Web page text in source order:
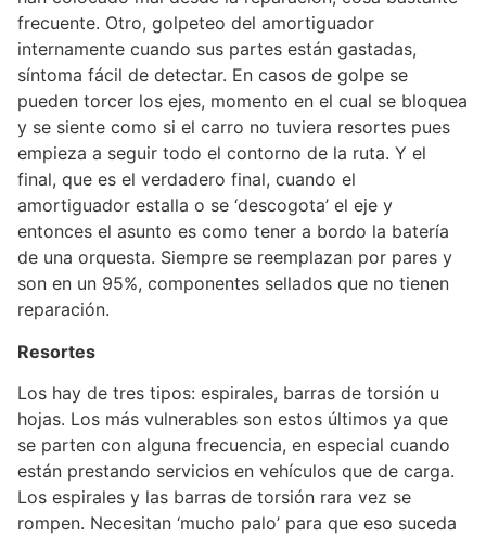
frecuente. Otro, golpeteo del amortiguador
internamente cuando sus partes están gastadas,
síntoma fácil de detectar. En casos de golpe se
pueden torcer los ejes, momento en el cual se bloquea
y se siente como si el carro no tuviera resortes pues
empieza a seguir todo el contorno de la ruta. Y el
final, que es el verdadero final, cuando el
amortiguador estalla o se ‘descogota’ el eje y
entonces el asunto es como tener a bordo la batería
de una orquesta. Siempre se reemplazan por pares y
son en un 95%, componentes sellados que no tienen
reparación.
Resortes
Los hay de tres tipos: espirales, barras de torsión u
hojas. Los más vulnerables son estos últimos ya que
se parten con alguna frecuencia, en especial cuando
están prestando servicios en vehículos que de carga.
Los espirales y las barras de torsión rara vez se
rompen. Necesitan ‘mucho palo’ para que eso suceda